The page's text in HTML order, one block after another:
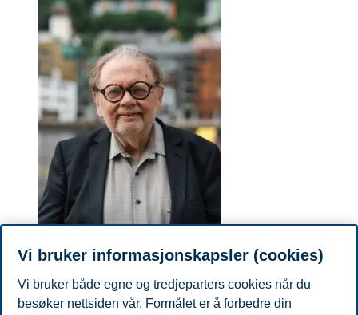
Stig Berge Matthiesen
Professor, Campus Bergen, Institutt for ledelse og
Vi bruker informasjonskapsler (cookies)
Vi bruker både egne og tredjeparters cookies når du
besøker nettsiden vår. Formålet er å forbedre din